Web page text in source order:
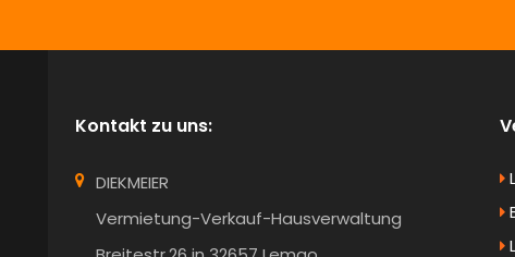
Kontakt zu uns:
DIEKMEIER
Vermietung-Verkauf-Hausverwaltung